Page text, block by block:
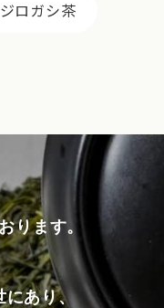
ロガシ茶
ります。
にあり、